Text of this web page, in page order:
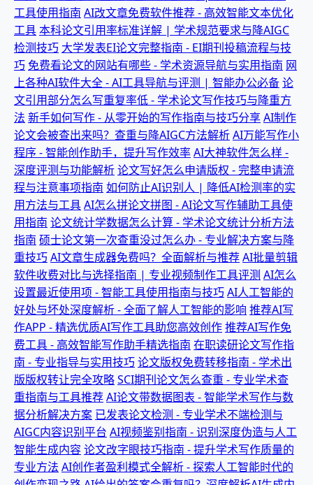
工具使用指南 AI改文章免费软件推荐 - 高效智能文本优化
工具本科论文引用率标准详解 | 学术规范要求与降AIGC
检测技巧 大学发表EI论文完整指南 - EI期刊投稿流程与技
巧 免费看论文的网站有哪些 - 学术资源导航与实用指南 网
上各种AI软件大全 - AI工具导航与评测 | 智能办公必备论
文引用部分怎么写重复率低 - 学术论文写作技巧与降重方
法 新手如何写作 - 从零开始的写作指南与技巧分享AI制作
论文会被查出来吗？查重与降AIGC方法解析AI万能写作小
程序 - 智能创作助手，提升写作效率AI大神软件怎么样 -
深度评测与功能解析论文写好怎么申请版权 - 完整申请流
程与注意事项指南 如何防止AI识别人 | 降低AI检测率的实
用方法与工具AI怎么拼论文拼图 - AI论文写作辅助工具使
用指南 论文统计学数据怎么计算 - 学术论文统计分析方法
指南 硕士论文第一次查重没过怎么办 - 专业解决方案与降
重技巧AI文章生成器免费吗？全面解析与推荐AI批量剪辑
软件收费对比与选择指南 | 专业视频制作工具评测 AI怎么
设置最近使用项 - 智能工具使用指南与技巧AI人工智能的
好处与坏处深度解析 - 全面了解人工智能的影响 推荐AI写
作APP - 精选优质AI写作工具助您高效创作推荐AI写作免
费工具 - 高效智能写作助手精选指南 在职读研论文写作指
南 - 专业指导与实用技巧论文版权免费转移指南 - 学术出
版版权转让完全攻略SCI期刊论文怎么查重 - 专业学术查
重指南与工具推荐AI论文带数据图表 - 智能学术写作与数
据分析解决方案 已发表论文检测 - 专业学术不端检测与
AIGC内容识别平台 AI视频鉴别指南 - 识别深度伪造与人工
智能生成内容论文改字眼技巧指南 - 提升学术写作质量的
专业方法 AI创作者盈利模式全解析 - 探索人工智能时代的